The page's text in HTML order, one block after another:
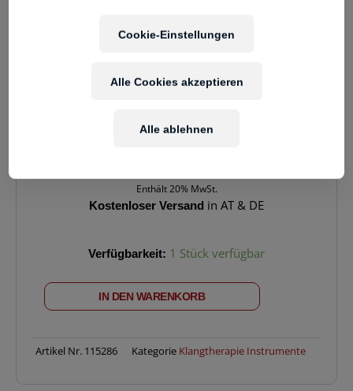
169,90
Enthält 20% MwSt.
Kostenloser Versand in AT & DE
Verfügbarkeit: 1 Stück verfügbar
263
Harmony
IN DEN WARENKORB
Artikel Nr. 115286 Kategorie Klangtherapie Instrumente
Cookie-Einstellungen
Alle ablehnen
Alle Cookies akzeptieren